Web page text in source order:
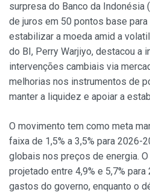
surpresa do Banco da Indonésia
de juros em 50 pontos base
estabilizar a moeda amid a
do BI, Perry Warjiyo, destacou a
intervenções cambiais via
melhorias nos instrumentos de
manter a liquidez e apoiar a
O movimento tem como meta
faixa de 1,5% a 3,5% para 2026-
globais nos preços de energia.
projetado entre 4,9% e 5,7%
gastos do governo, enquanto o